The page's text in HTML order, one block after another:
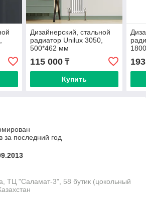
Дизайнерский, стальной
радиатор Unilux 3050,
500*462 мм
115 000₸
Купить
за последний год
ТЦ "Саламат-3", 58 бутик (цокольный